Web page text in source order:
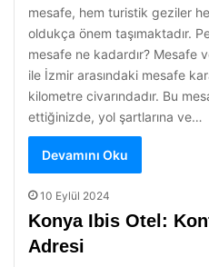
mesafe, hem turistik geziler
oldukça önem taşımaktadır.
mesafe ne kadardır? Mesafe
ile İzmir arasındaki mesafe
kilometre civarındadır. Bu
ettiğinizde, yol şartlarına ve…
Devamını Oku
10 Eylül 2024
Konya Ibis Otel:
Adresi